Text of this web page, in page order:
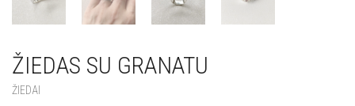
ŽIEDAS SU GRANATU
ŽIEDAI